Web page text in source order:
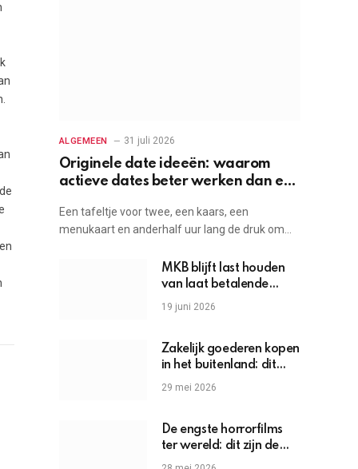
ALGEMEEN 31 juli 2026
Originele date ideeën: waarom
actieve dates beter werken dan een
Een tafeltje voor twee, een kaars, een
menukaart en anderhalf uur lang de druk om…
MKB blijft last houden
van laat betalende
grote bedrijven
19 juni 2026
Zakelijk goederen kopen
in het buitenland: dit
moet je weten
29 mei 2026
De engste horrorfilms
ter wereld: dit zijn de
griezels die je hartslag